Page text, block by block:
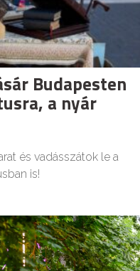
Budapesten
a nyár
és vadásszátok le a
is!